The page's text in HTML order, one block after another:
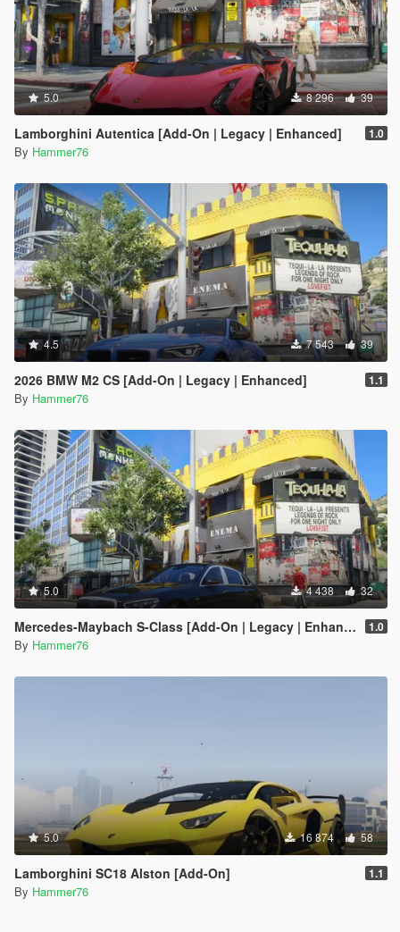
5.0 8 296 39
Lamborghini Autentica [Add-On | Legacy | Enhanced] 1.0
By Hammer76
4.5 7 543 39
2026 BMW M2 CS [Add-On | Legacy | Enhanced] 1.1
By Hammer76
5.0 4 438 32
Mercedes-Maybach S-Class [Add-On | Legacy | Enhanced] 1.0
By Hammer76
5.0 16 874 58
Lamborghini SC18 Alston [Add-On] 1.1
By Hammer76